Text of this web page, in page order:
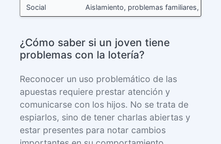
Social Aislamiento, problemas familiares,
¿Cómo saber si un joven tiene
problemas con la lotería?
Reconocer un uso problemático de las
apuestas requiere prestar atención y
comunicarse con los hijos. No se trata de
espiarlos, sino de tener charlas abiertas y
estar presentes para notar cambios